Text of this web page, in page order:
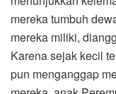
mereka tumbuh
mereka miliki,
Karena sejak kecil
pun menganggap